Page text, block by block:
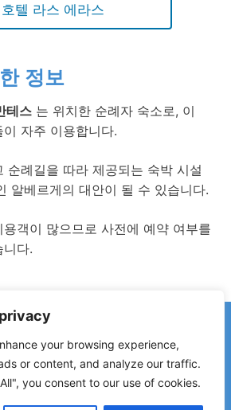
your browsing experience,
or content, and analyze our traffic.
you consent to our use of cookies.
호텔 라스 에라스
정보
테스 는 위치한 순례자 숙소로, 이
자주 이용합니다.
순례길을 따라 제공되는 숙박 시설
알베르게의 대안이 될 수 있습니다.
객이 많으므로 사전에 예약 여부를
다.
보나 최근 변경 사항을 발견하셨나요?
우회로, 공사 또는 기타 변경 사항에 대한
상태로 유지하는 데 큰 도움이 됩니다.